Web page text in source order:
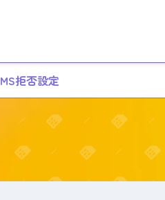
拒否設定